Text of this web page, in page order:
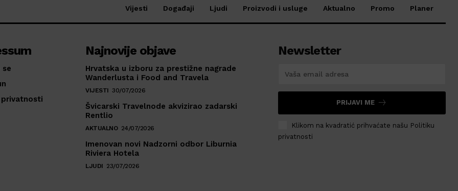
Vijesti Događaji Ljudi Proizvodi i usluge Aktualno Promo Planer
se
Najnovije objave
Hrvatska u izboru za prestižne nagrade
Wanderlusta i Food and Travela
VIJESTI 30/07/2026
Švicarski Travelnode akvizirao zadarski
Rentlio
AKTUALNO 24/07/2026
Imenovan novi Nadzorni odbor Liburnia
Riviera Hotela
LJUDI 23/07/2026
Newsletter
PRIJAVI ME
Klikom na kvadratić prihvaćate našu Politiku
privatnosti